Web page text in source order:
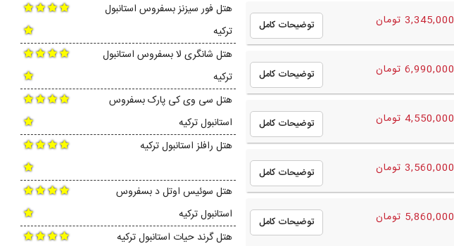
3,345,000 تومان توضیحات کامل
6,990,000 تومان توضیحات کامل
4,550,000 تومان توضیحات کامل
3,560,000 تومان توضیحات کامل
5,860,000 تومان توضیحات کامل
هتل فور سیزنز بسفروس استانبول
ترکیه
هتل شانگری لا بسفروس استانبول
ترکیه
هتل سی وی کی پارک بسفروس
استانبول ترکیه
هتل رافلز استانبول ترکیه
هتل سوئیس اوتل د بسفروس
استانبول ترکیه
هتل گرند حیات استانبول ترکیه